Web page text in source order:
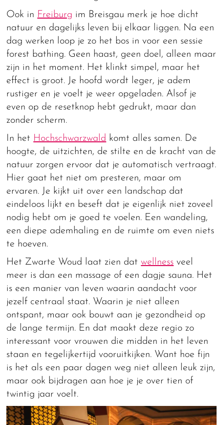
Ook in Freiburg im Breisgau merk je hoe dicht
natuur en dagelijks leven bij elkaar liggen. Na een
dag werken loop je zo het bos in voor een sessie
forest bathing. Geen haast, geen doel, alleen maar
zijn in het moment. Het klinkt simpel, maar het
effect is groot. Je hoofd wordt leger, je adem
rustiger en je voelt je weer opgeladen. Alsof je
even op de resetknop hebt gedrukt, maar dan
zonder scherm.
In het Hochschwarzwald komt alles samen. De
hoogte, de uitzichten, de stilte en de kracht van de
natuur zorgen ervoor dat je automatisch vertraagt.
Hier gaat het niet om presteren, maar om
ervaren. Je kijkt uit over een landschap dat
eindeloos lijkt en beseft dat je eigenlijk niet zoveel
nodig hebt om je goed te voelen. Een wandeling,
een diepe ademhaling en de ruimte om even niets
te hoeven.
Het Zwarte Woud laat zien datwellness veel
meer is dan een massage of een dagje sauna. Het
is een manier van leven waarin aandacht voor
jezelf centraal staat. Waarin je niet alleen
ontspant, maar ook bouwt aan je gezondheid op
de lange termijn. En dat maakt deze regio zo
interessant voor vrouwen die midden in het leven
staan en tegelijkertijd vooruitkijken. Want hoe fijn
is het als een paar dagen weg niet alleen leuk zijn,
maar ook bijdragen aan hoe je je over tien of
twintig jaar voelt.